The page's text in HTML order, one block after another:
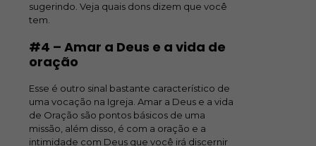
sugerindo. Veja quais dons dizem que você
tem.
#4 – Amar a Deus e a vida de
oração
Esse é outro sinal bastante característico de
uma vocação na Igreja. Amar a Deus e a vida
de Oração são pontos básicos de uma
missão, além disso, é com a oração e a
intimidade com Deus que você irá discernir